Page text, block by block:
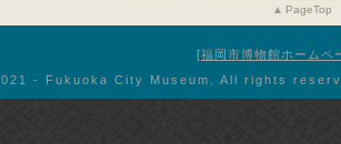
PageTop
福岡市博物館ホームペ
- Fukuoka City Museum. All rights